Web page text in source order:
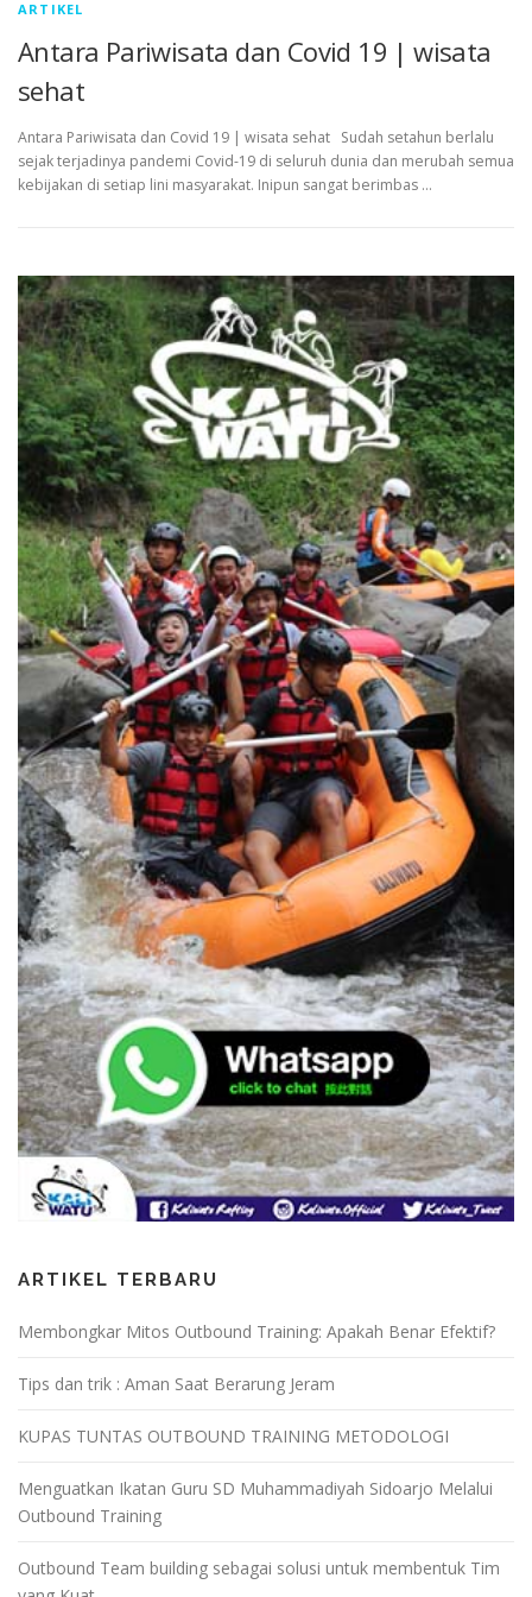
ARTIKEL
Antara Pariwisata dan Covid 19 | wisata
sehat
Antara Pariwisata dan Covid 19 | wisata sehat Sudah setahun berlalu
sejak terjadinya pandemi Covid-19 di seluruh dunia dan merubah semua
kebijakan di setiap lini masyarakat. Inipun sangat berimbas …
ARTIKEL TERBARU
Membongkar Mitos Outbound Training: Apakah Benar Efektif?
Tips dan trik : Aman Saat Berarung Jeram
KUPAS TUNTAS OUTBOUND TRAINING METODOLOGI
Menguatkan Ikatan Guru SD Muhammadiyah Sidoarjo Melalui
Outbound Training
Outbound Team building sebagai solusi untuk membentuk Tim